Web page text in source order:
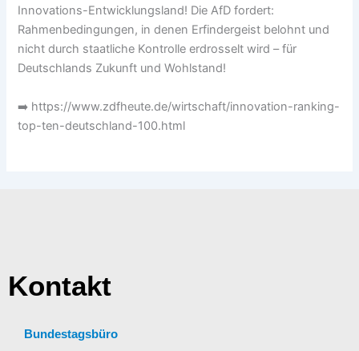
Innovations-Entwicklungsland! Die AfD fordert:
Rahmenbedingungen, in denen Erfindergeist belohnt und
nicht durch staatliche Kontrolle erdrosselt wird – für
Deutschlands Zukunft und Wohlstand!
➡️ https://www.zdfheute.de/wirtschaft/innovation-ranking-
top-ten-deutschland-100.html
Kontakt
Bundestagsbüro